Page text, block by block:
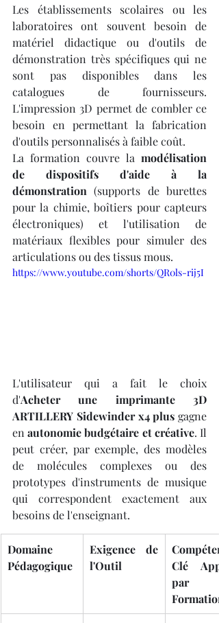
Les établissements scolaires ou les
laboratoires ont souvent besoin de
matériel didactique ou d'outils de
démonstration très spécifiques qui ne
sont pas disponibles dans les
catalogues de fournisseurs.
L'impression 3D permet de combler ce
besoin en permettant la fabrication
d'outils personnalisés à faible coût.
La formation couvre la modélisation
de dispositifs d'aide à la
démonstration (supports de burettes
pour la chimie, boîtiers pour capteurs
électroniques) et l'utilisation de
matériaux flexibles pour simuler des
articulations ou des tissus mous.
https://www.youtube.com/shorts/QR0ls-rij5I
L'utilisateur qui a fait le choix
d'Acheter une imprimante 3D
ARTILLERY Sidewinder x4 plus gagne
en autonomie budgétaire et créative. Il
peut créer, par exemple, des modèles
de molécules complexes ou des
prototypes d'instruments de musique
qui correspondent exactement aux
besoins de l'enseignant.
Domaine
Pédagogique
Exigence de
l'Outil
Clé
par
Formation